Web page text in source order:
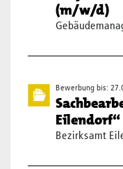
(m/w/d)
Bewerbung bis:
Bezirksamt